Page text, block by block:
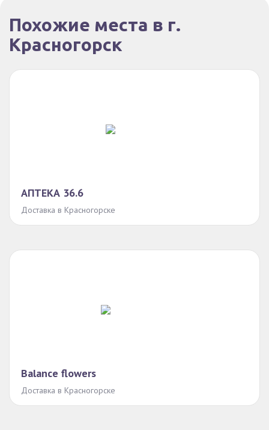
Похожие места в г.
Красногорск
АПТЕКА 36.6
Доставка в Красногорске
Balance flowers
Доставка в Красногорске